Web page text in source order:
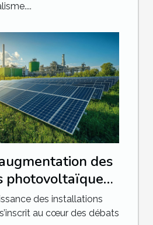
des
photovoltaïques
les
de combustibles
des installations
au cœur des débats